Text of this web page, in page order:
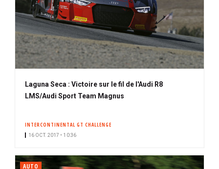
Laguna Seca : Victoire sur le fil de l'Audi R8
LMS/Audi Sport Team Magnus
INTERCONTINENTAL GT CHALLENGE
16 OCT. 2017 • 10:36
AUTO